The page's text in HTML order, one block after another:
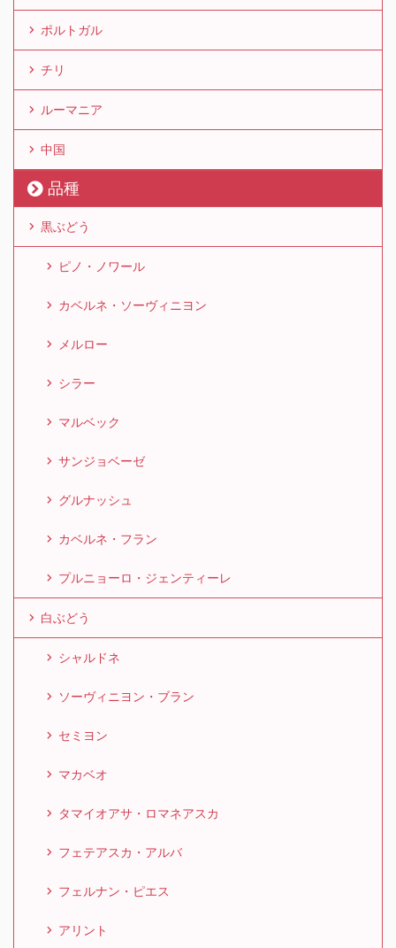
ポルトガル
チリ
ルーマニア
中国
品種
黒ぶどう
ピノ・ノワール
カベルネ・ソーヴィニヨン
メルロー
シラー
マルベック
サンジョベーゼ
グルナッシュ
カベルネ・フラン
プルニョーロ・ジェンティーレ
白ぶどう
シャルドネ
ソーヴィニヨン・ブラン
セミヨン
マカベオ
タマイオアサ・ロマネアスカ
フェテアスカ・アルバ
フェルナン・ピエス
アリント